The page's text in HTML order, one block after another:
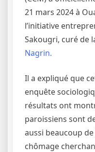
21 mars 2024 à
l’initiative
Sakougri, curé de
Nagrin.
Il a expliqué que
enquête
résultats ont
paroissiens sont
aussi beaucoup
chômage